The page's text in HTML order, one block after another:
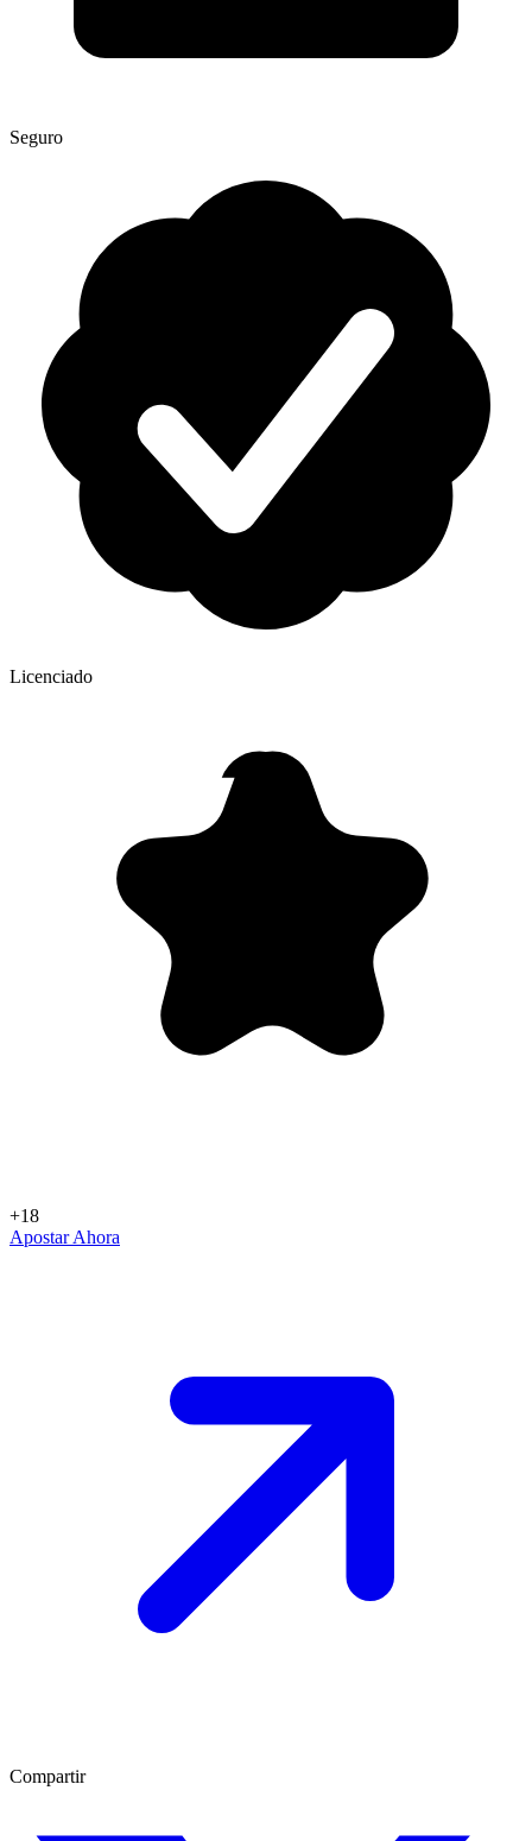
Seguro
Licenciado
+18
Apostar Ahora
Compartir